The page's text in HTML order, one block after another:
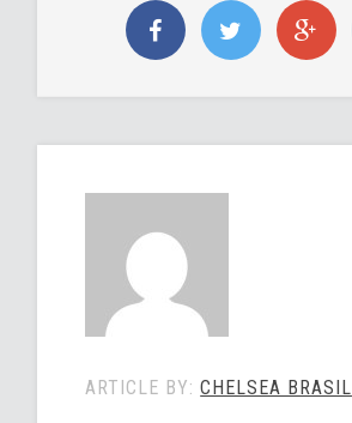
ARTICLE BY:CHELSEA BRASIL